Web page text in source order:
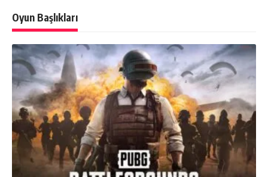
Oyun Başlıkları